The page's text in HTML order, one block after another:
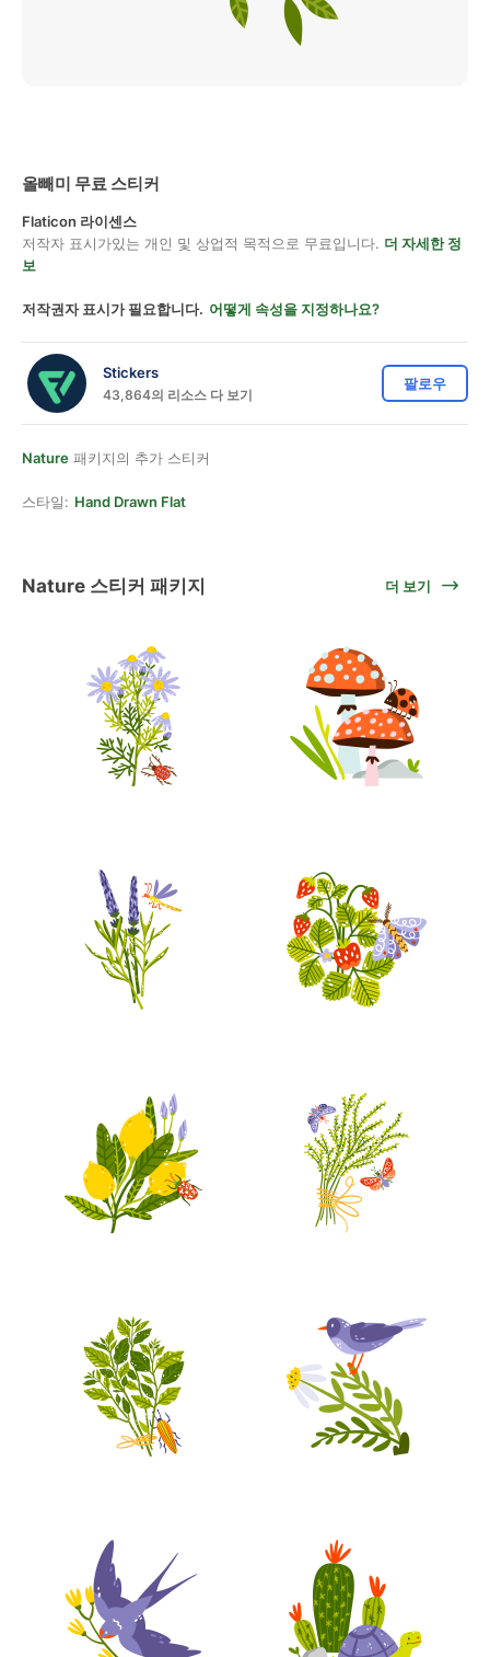
올빼미 무료 스티커
Flaticon 라이센스
저작자 표시가있는 개인 및 상업적 목적으로 무료입니다. 더 자세한 정
보
저작권자 표시가 필요합니다. 어떻게 속성을 지정하나요?
Stickers
43,864의 리소스 다 보기
팔로우
Nature 패키지의 추가 스티커
스타일: Hand Drawn Flat
Nature 스티커 패키지 더 보기